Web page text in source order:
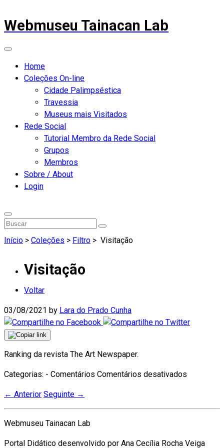
Webmuseu Tainacan Lab
Home
Coleções On-line
Cidade Palimpséstica
Travessia
Museus mais Visitados
Rede Social
Tutorial Membro da Rede Social
Grupos
Membros
Sobre / About
Login
Início > Coleções > Filtro > Visitação
Visitação
Voltar
03/08/2021 by Lara do Prado Cunha
Ranking da revista The Art Newspaper.
Categorias: - Comentários Comentários desativados
← Anterior Seguinte →
Webmuseu Tainacan Lab
Portal Didático desenvolvido por Ana Cecília Rocha Veiga